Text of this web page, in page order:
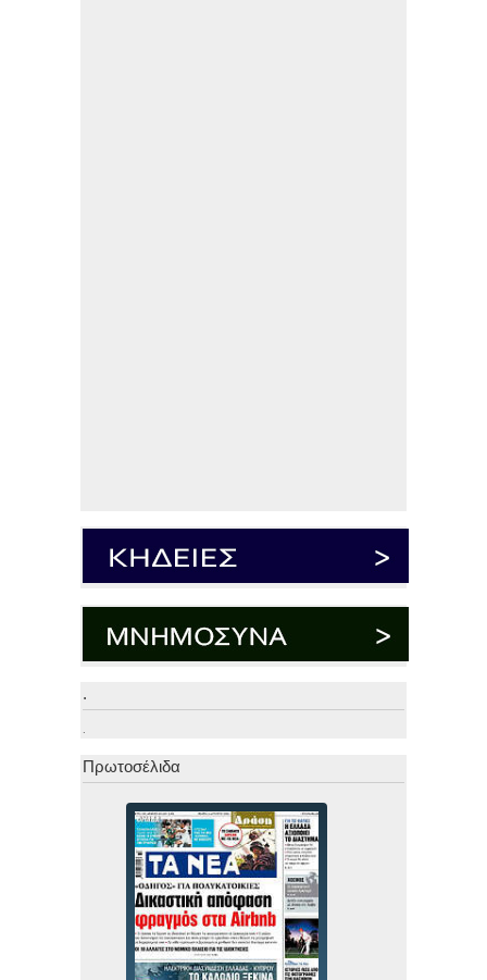
.
.
Πρωτοσέλιδα